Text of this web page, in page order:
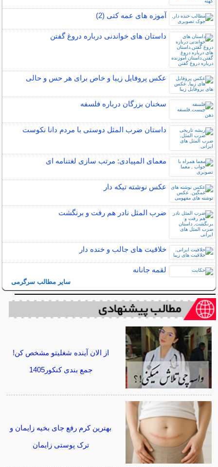
آموزه های عمه کتی (2)
داستان های خواندنی درباره دروغ گفتن
عکس پروفایل زیبا و خاص برای هر حس و حالی
سخنان بزرگان درباره فلسفه
داستان ضرب المثل دوستی با مردم دانا نكوست
معمای المپیادی: مرتب سازی لغتنامه ای
عکس نوشته تیکه دار
ضرب المثل نادر هم رفت و برنگشت
خلاقیت های جالب و خنده دار
لقمه جانانه
سایر مطالب سرگرمی
از الان آینده شغلیتو مشخص کن!
جمع بندی کنکور1405
بهترین کرم رفع جای بخیه زایمان و
ترک پوستی زایمان